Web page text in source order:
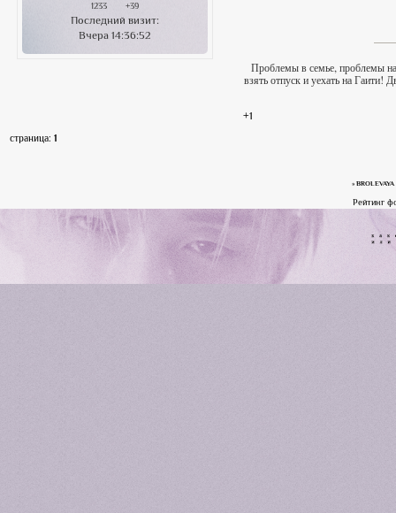
1233 +39
Последний визит:
Вчера 14:36:52
Проблемы в семье, проблемы
взять отпуск и уехать на Гаити!
+1
страница: 1
» BROLEVAYA
Рейтинг